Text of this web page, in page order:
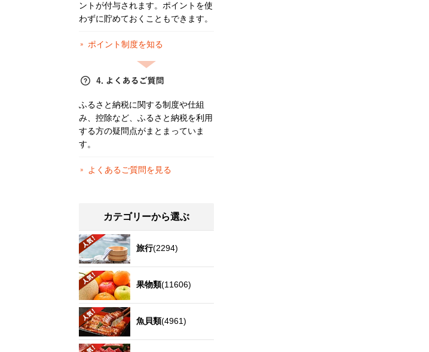
ントが付与されます。ポイントを使
わずに貯めておくこともできます。
ポイント制度を知る
ふるさと納税に関する制度や仕組
み、控除など、ふるさと納税を利用
する方の疑問点がまとまっていま
す。
よくあるご質問を見る
カテゴリーから選ぶ
旅行(2294)
果物類(11606)
魚貝類(4961)